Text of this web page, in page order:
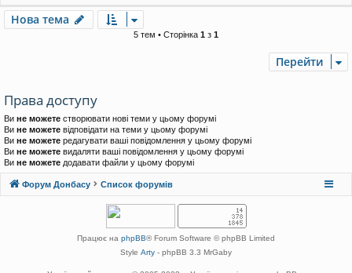
Нова тема
5 тем • Сторінка 1 з 1
Перейти
Права доступу
Ви не можете створювати нові теми у цьому форумі
Ви не можете відповідати на теми у цьому форумі
Ви не можете редагувати ваші повідомлення у цьому форумі
Ви не можете видаляти ваші повідомлення у цьому форумі
Ви не можете додавати файли у цьому форумі
Форум Донбасу Список форумів
Працює на phpBB® Forum Software © phpBB Limited
Style Arty - phpBB 3.3 MrGaby